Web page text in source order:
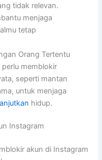
tidak relevan.
menjaga
tetap
Orang Tertentu
memblokir
seperti mantan
untuk menjaga
hidup.
Instagram
akun di Instagram